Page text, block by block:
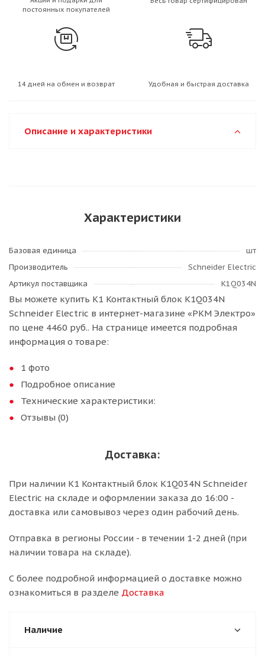
постоянных покупателей
14 дней на обмен и возврат Удобная и быстрая доставка
Описание и характеристики
Характеристики
Базовая единица
шт
Производитель
Schneider Electric
Артикул поставщика
K1Q034N
Вы можете купить К1 Контактный блок K1Q034N
Schneider Electric в интернет-магазине «РКМ Электро»
по цене 4460 руб.. На странице имеется подробная
информация о товаре:
1 фото
Подробное описание
Технические характеристики:
Отзывы (0)
Доставка:
При наличии К1 Контактный блок K1Q034N Schneider
Electric на складе и оформлении заказа до 16:00 -
доставка или самовывоз через один рабочий день.
Отправка в регионы России - в течении 1-2 дней (при
наличии товара на складе).
С более подробной информацией о доставке можно
ознакомиться в разделе Доставка
Наличие